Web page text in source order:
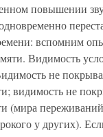
повышении
вспомним
Видимость
не
видимость не
(мира
у других).